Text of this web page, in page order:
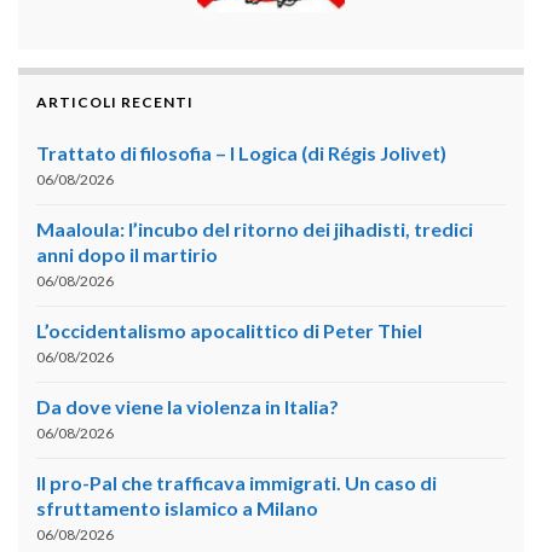
ARTICOLI RECENTI
Trattato di filosofia – I Logica (di Régis Jolivet)
06/08/2026
Maaloula: l’incubo del ritorno dei jihadisti, tredici
anni dopo il martirio
06/08/2026
L’occidentalismo apocalittico di Peter Thiel
06/08/2026
Da dove viene la violenza in Italia?
06/08/2026
Il pro-Pal che trafficava immigrati. Un caso di
sfruttamento islamico a Milano
06/08/2026